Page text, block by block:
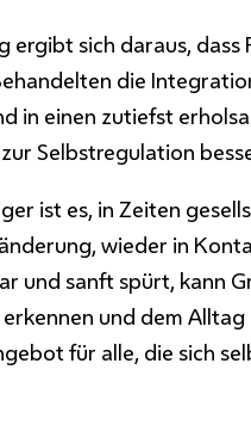
ergibt sich daraus,
die
in einen zutiefst
Selbstregulation
ist es, in Zeiten
wieder in
und sanft spürt, kann
und dem
für alle, die sich